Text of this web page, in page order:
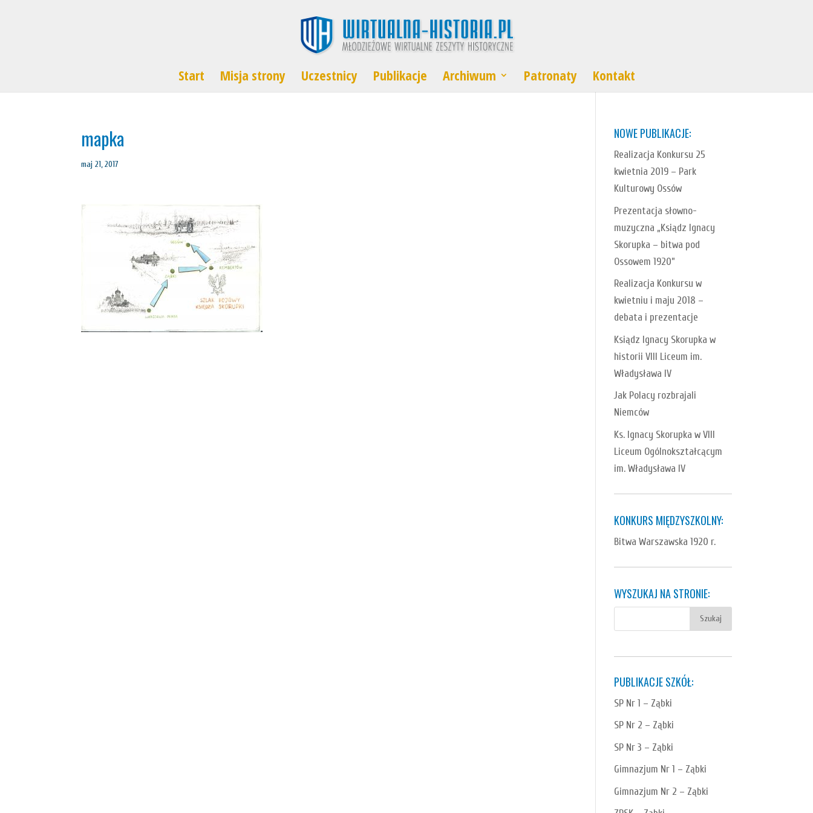
Start Misja strony Uczestnicy Publikacje Archiwum Patronaty Kontakt
mapka
maj 21, 2017
NOWE PUBLIKACJE:
Realizacja Konkursu 25
kwietnia 2019 – Park
Kulturowy Ossów
Prezentacja słowno-
muzyczna „Ksiądz Ignacy
Skorupka – bitwa pod
Ossowem 1920”
Realizacja Konkursu w
kwietniu i maju 2018 –
debata i prezentacje
Ksiądz Ignacy Skorupka w
historii VIII Liceum im.
Władysława IV
Jak Polacy rozbrajali
Niemców
Ks. Ignacy Skorupka w VIII
Liceum Ogólnokształcącym
im. Władysława IV
KONKURS MIĘDZYSZKOLNY:
Bitwa Warszawska 1920 r.
WYSZUKAJ NA STRONIE:
PUBLIKACJE SZKÓŁ:
SP Nr 1 – Ząbki
SP Nr 2 – Ząbki
SP Nr 3 – Ząbki
Gimnazjum Nr 1 – Ząbki
Gimnazjum Nr 2 – Ząbki